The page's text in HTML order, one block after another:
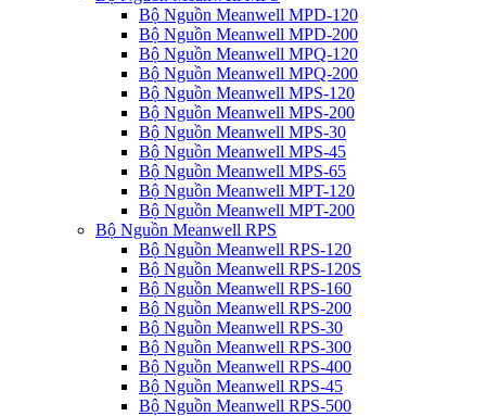
Bộ Nguồn Meanwell MPD-120
Bộ Nguồn Meanwell MPD-200
Bộ Nguồn Meanwell MPQ-120
Bộ Nguồn Meanwell MPQ-200
Bộ Nguồn Meanwell MPS-120
Bộ Nguồn Meanwell MPS-200
Bộ Nguồn Meanwell MPS-30
Bộ Nguồn Meanwell MPS-45
Bộ Nguồn Meanwell MPS-65
Bộ Nguồn Meanwell MPT-120
Bộ Nguồn Meanwell MPT-200
Bộ Nguồn Meanwell RPS
Bộ Nguồn Meanwell RPS-120
Bộ Nguồn Meanwell RPS-120S
Bộ Nguồn Meanwell RPS-160
Bộ Nguồn Meanwell RPS-200
Bộ Nguồn Meanwell RPS-30
Bộ Nguồn Meanwell RPS-300
Bộ Nguồn Meanwell RPS-400
Bộ Nguồn Meanwell RPS-45
Bộ Nguồn Meanwell RPS-500